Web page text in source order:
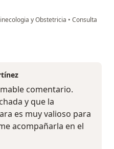
y Obstetricia • Consulta
comentario.
y que la
es muy valioso para
acompañarla en el